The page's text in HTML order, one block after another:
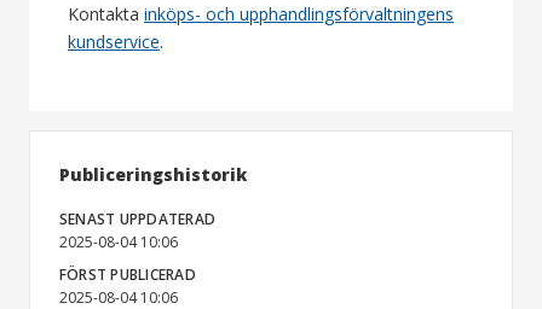
Kontakta inköps- och upphandlingsförvaltningens
kundservice.
Publiceringshistorik
SENAST UPPDATERAD
2025-08-04 10:06
FÖRST PUBLICERAD
2025-08-04 10:06